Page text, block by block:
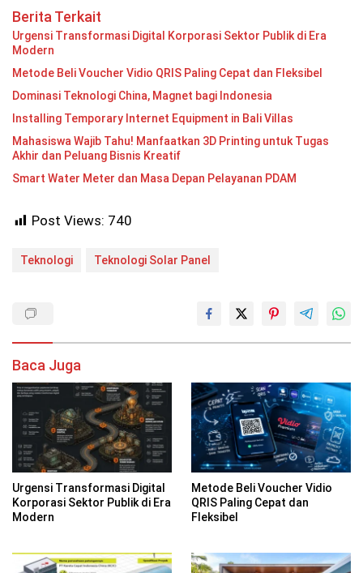
Berita Terkait
Urgensi Transformasi Digital Korporasi Sektor Publik di Era
Modern
Metode Beli Voucher Vidio QRIS Paling Cepat dan Fleksibel
Dominasi Teknologi China, Magnet bagi Indonesia
Installing Temporary Internet Equipment in Bali Villas
Mahasiswa Wajib Tahu! Manfaatkan 3D Printing untuk Tugas
Akhir dan Peluang Bisnis Kreatif
Smart Water Meter dan Masa Depan Pelayanan PDAM
Post Views: 740
Teknologi Teknologi Solar Panel
Baca Juga
Urgensi Transformasi Digital
Korporasi Sektor Publik di Era
Modern
Metode Beli Voucher Vidio
QRIS Paling Cepat dan
Fleksibel